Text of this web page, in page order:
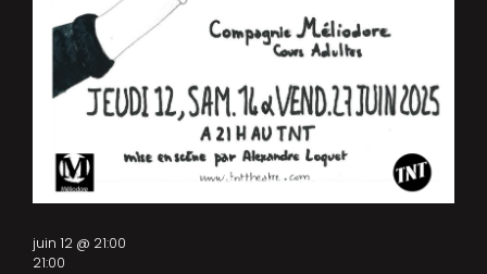
juin 12 @ 21:00
21:00